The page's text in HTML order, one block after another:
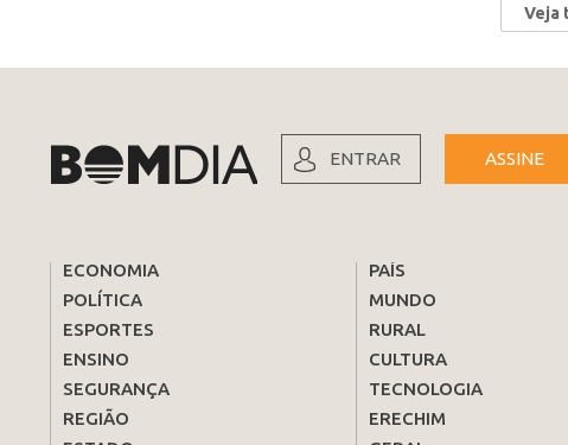
Veja
ENTRAR ASSINE
ECONOMIA
POLÍTICA
ESPORTES
ENSINO
SEGURANÇA
REGIÃO
PAÍS
MUNDO
RURAL
CULTURA
TECNOLOGIA
ERECHIM